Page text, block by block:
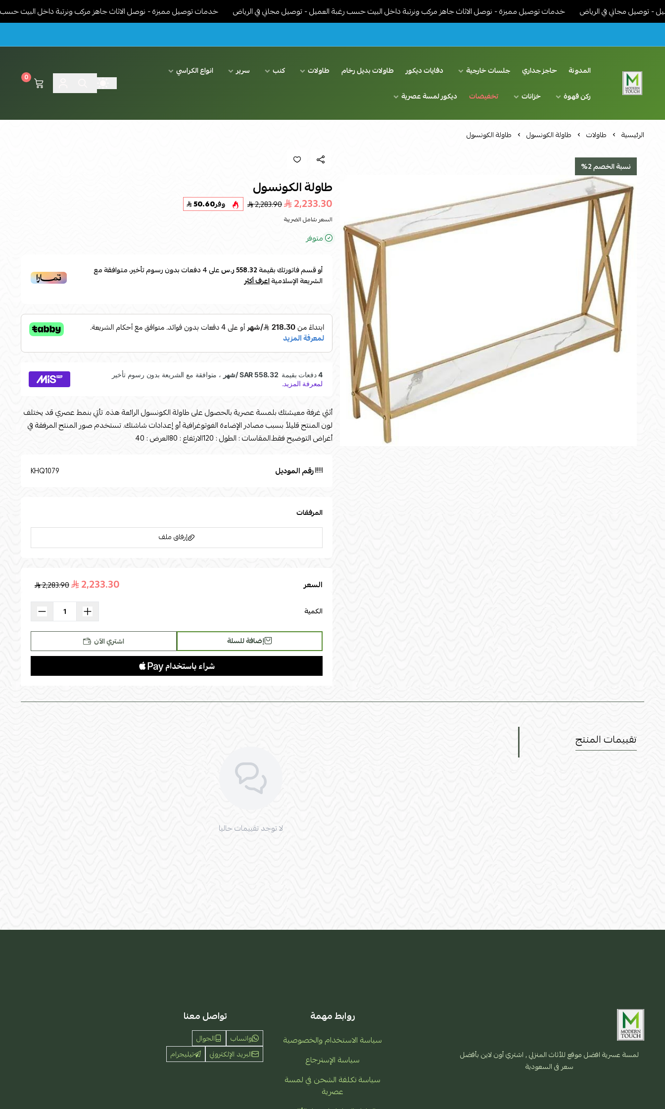
مجاني في الرياض خدمات توصيل مميزة - نوصل الاثاث جاهز مركب ونرتبة داخل البيت حسب رغبة العميل - توصيل مجاني في الرياض خدمات توصيل مميزة - نوصل الاثاث جاهز مركب ونرتبة داخل البيت حسب رغبة
اثاث مودرن لمسة عصرية
المدونة حاجز جداري جلسات خارجية دفايات ديكور طاولات بديل رخام طاولات كنب سرير
انواع الكراسي
ركن قهوة
خزانات تخفيضات ديكور لمسة عصرية
0
الرئيسية طاولات طاولة الكونسول طاولة الكونسول
نسبة الخصم 2%
طاولة الكونسول
2,233.30
2,283.90 وفر50.60
السعر شامل الضريبة
متوفر
أو قسم فاتورتك بقيمة558.32 ر.س على4دفعات بدون رسوم تأخير، متوافقة مع
الشريعة الإسلاميةاعرف أكثر
أثثي غرفة معيشتك بلمسة عصرية بالحصول على طاولة الكونسول الرائعة هذه. تأتي بنمط عصري قد يختلف
لون المنتج قليلاً بسبب مصادر الإضاءة الفوتوغرافية أو إعدادات شاشتك. تستخدم صور المنتج المرفقة في
أغراض التوضيح فقط.المقاسات : الطول : 120الارتفاع : 80العرض : 40
رقم الموديل KHQ1079
المرفقات
إرفاق ملف
السعر 2,233.30
2,283.90
الكمية
إضافة للسلة اشتري الآن
تقييمات المنتج
لا توجد تقييمات حاليا
لمسة عسرية افضل موقع للأثاث المنزلي , اشتري أون لاين بأفضل
سعر فى السعودية
روابط مهمة
سياسة الاستخدام والخصوصية
سياسة الإسترجاع
سياسة تكلفة الشحن في لمسة
عصرية
تواصل معنا
واتساب
الجوال
البريد الإلكتروني
تيليجرام